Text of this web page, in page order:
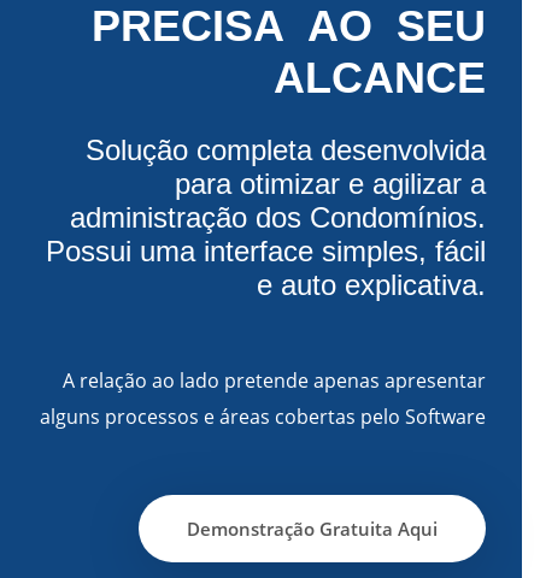
PRECISA AO SEU
ALCANCE
S olução completa desenvolvida
para otimizar e agilizar a
administração dos Condomínios.
Possui uma interface simples, fácil
e auto explicativa.
A relação ao lado pretende apenas apresentar
alguns processos e áreas cobertas pelo Software
Demonstração Gratuita Aqui